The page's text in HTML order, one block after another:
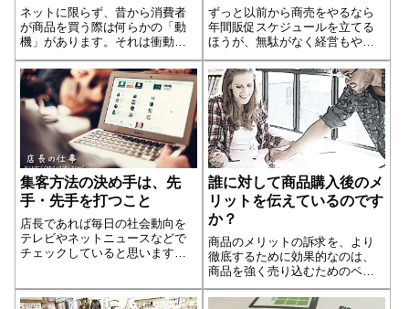
ている
ネットに限らず、昔から消費者
が商品を買う際は何らかの「動
機」があります。それは衝動買
いの時でも同じです。無意識に
商品を購入するのは、お酒に酔
ってでもない限り、正常な意識
ではあり得ないことです。ネッ
トではその「動機」が検索ワー
ドになって、検索...続きを読む
ずっと以前から商売をやるなら
年間販促スケジュールを立てる
ほうが、無駄がなく経営もやり
やすいと言われています。特に
季節に左右される商品を扱って
いるなら、それは常識だと思い
ます。その他にも消費者にとっ
て魅力ある店舗にするために、
年間販促企画は必...続きを読む
集客方法の決め手は、先
手・先手を打つこと
店長であれば毎日の社会動向を
テレビやネットニュースなどで
チェックしていると思います。
ちようが集客に影響することご
誰に対して商品購入後のメ
リットを伝えているのです
か？
商品のメリットの訴求を、より
徹底するために効果的なのは、
商品を強く売り込むためのペー
ジに「どんな人向けの商品なの
か｣、つまり商品の対象を明確に